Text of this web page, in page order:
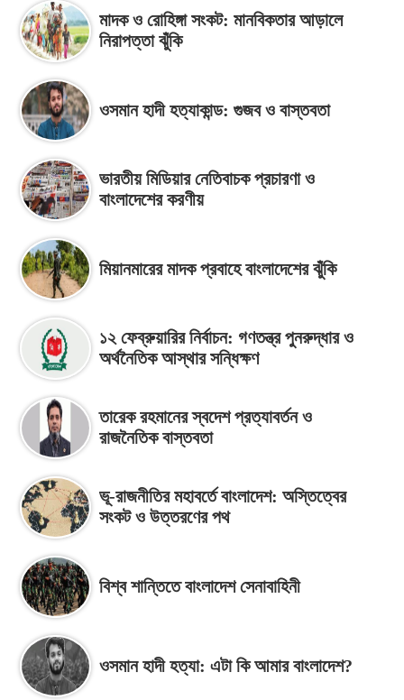
মাদক ও রোহিঙ্গা সংকট: মানবিকতার আড়ালে
নিরাপত্তা ঝুঁকি
ওসমান হাদী হত্যাকান্ড: গুজব ও বাস্তবতা
ভারতীয় মিডিয়ার নেতিবাচক প্রচারণা ও
বাংলাদেশের করণীয়
মিয়ানমারের মাদক প্রবাহে বাংলাদেশের ঝুঁকি
১২ ফেব্রুয়ারির নির্বাচন: গণতন্ত্র পুনরুদ্ধার ও
অর্থনৈতিক আস্থার সন্ধিক্ষণ
তারেক রহমানের স্বদেশ প্রত্যাবর্তন ও
রাজনৈতিক বাস্তবতা
ভূ-রাজনীতির মহাবর্তে বাংলাদেশ: অস্তিত্বের
সংকট ও উত্তরণের পথ
বিশ্ব শান্তিতে বাংলাদেশ সেনাবাহিনী
ওসমান হাদী হত্যা: এটা কি আমার বাংলাদেশ?